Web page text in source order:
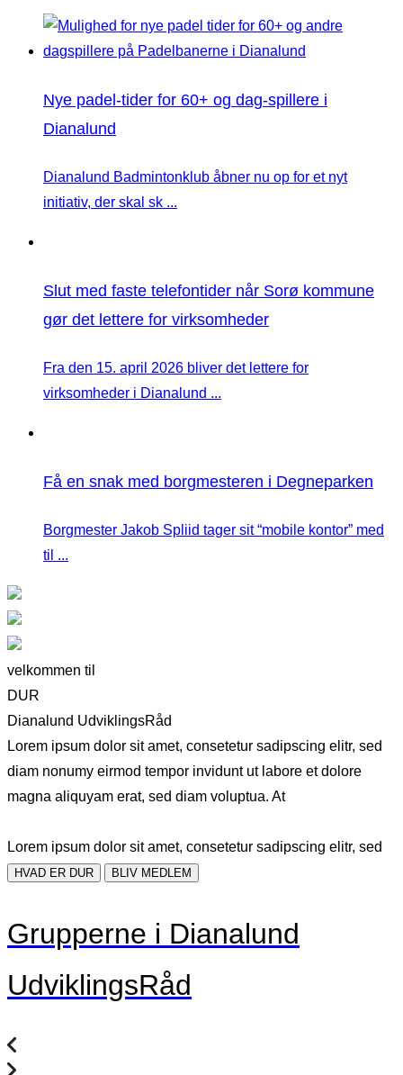
Nye padel-tider for 60+ og dag-spillere i
Dianalund
Dianalund Badmintonklub åbner nu op for et nyt
initiativ, der skal sk ...
Slut med faste telefontider når Sorø kommune
gør det lettere for virksomheder
Fra den 15. april 2026 bliver det lettere for
virksomheder i Dianalund ...
Få en snak med borgmesteren i Degneparken
Borgmester Jakob Spliid tager sit “mobile kontor” med
til ...
velkommen til
DUR
Dianalund UdviklingsRåd
Lorem ipsum dolor sit amet, consetetur sadipscing elitr, sed
diam nonumy eirmod tempor invidunt ut labore et dolore
magna aliquyam erat, sed diam voluptua. At
Lorem ipsum dolor sit amet, consetetur sadipscing elitr, sed
HVAD ER DUR BLIV MEDLEM
Grupperne i Dianalund
UdviklingsRåd